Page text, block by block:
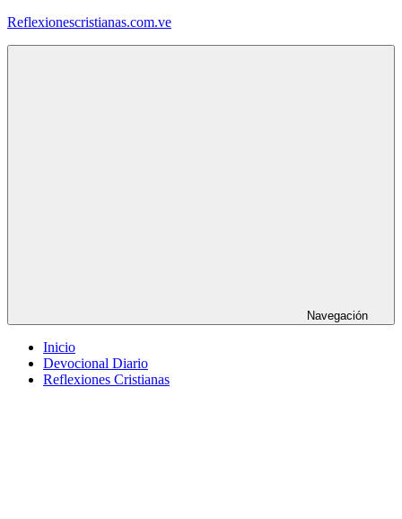
Saltar
Reflexionescristianas.com.ve
Navegación
Inicio
Devocional Diario
Reflexiones Cristianas